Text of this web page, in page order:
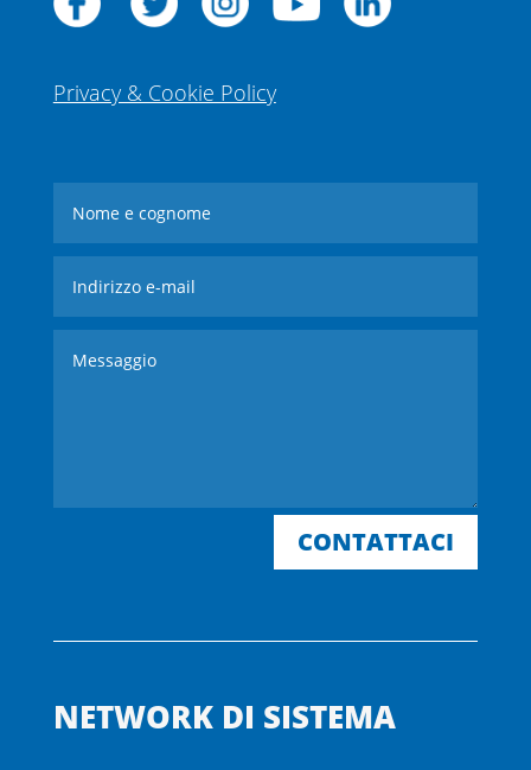
Privacy & Cookie Policy
CONTATTACI
NETWORK DI SISTEMA